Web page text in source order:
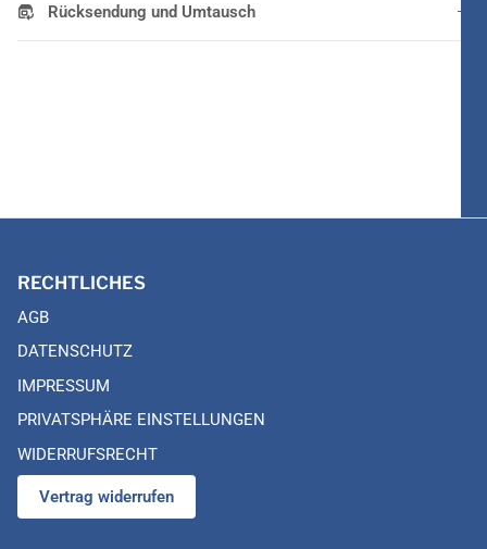
Rücksendung und Umtausch
RECHTLICHES
AGB
DATENSCHUTZ
IMPRESSUM
PRIVATSPHÄRE EINSTELLUNGEN
WIDERRUFSRECHT
Vertrag widerrufen